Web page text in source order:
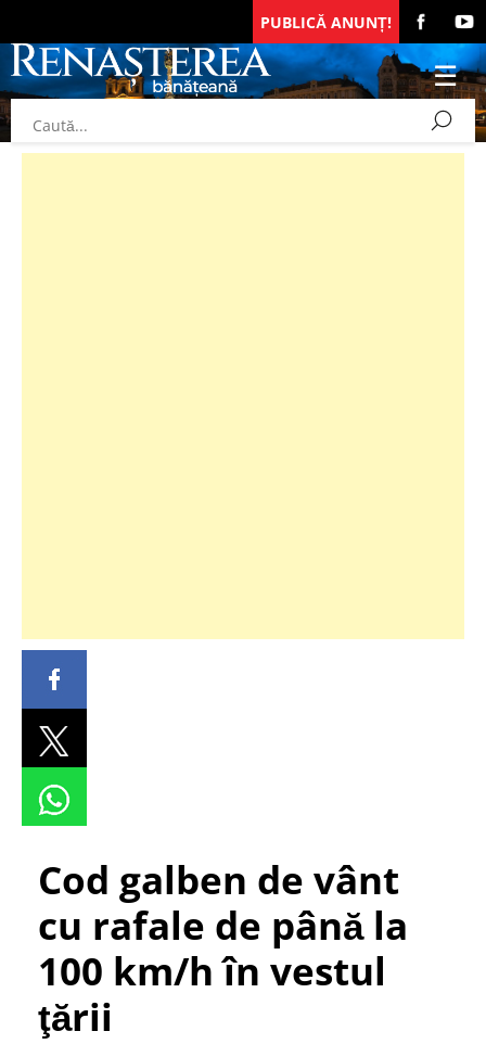
PUBLICĂ ANUNȚ!
Cod galben de vânt
cu rafale de până la
100 km/h în vestul
ţării